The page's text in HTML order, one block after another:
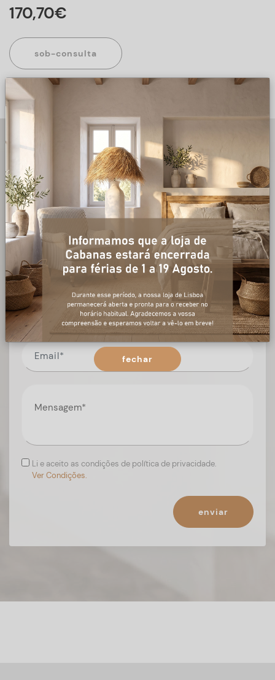
170,70€
sob-consulta
Este artigo encontra-se sob consulta, para mais informações
sobre o artigo, preencha o formulário abaixo.
+ informações
Preencha o formulário, e num curto espaço de tempo,
temos respostas para todas as suas questões.
Li e aceito as condições de política de privacidade.
Ver Condições.
enviar
fechar